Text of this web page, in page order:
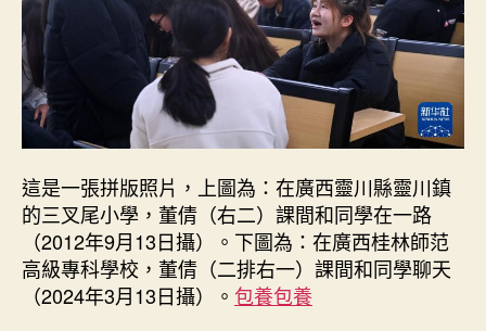
夢
_
中
國
網〉
中
這是一張拼版照片，上圖為：在廣西靈川縣靈川鎮
的三叉尾小學，董倩（右二）課間和同學在一路
（2012年9月13日攝）。下圖為：在廣西桂林師范
高級專科學校，董倩（二排右一）課間和同學聊天
（2024年3月13日攝）。 包養包養